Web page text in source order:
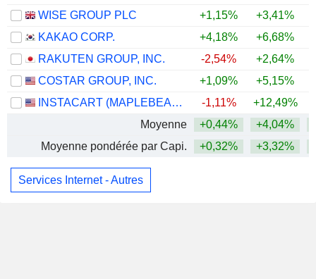
WISE GROUP PLC
+1,15% +3,41%
KAKAO CORP.
+4,18% +6,68%
RAKUTEN GROUP, INC.
-2,54% +2,64%
COSTAR GROUP, INC.
+1,09% +5,15%
INSTACART (MAPLEBEAR)
-1,11% +12,49%
Moyenne
+0,44% +4,04%
Moyenne pondérée par Capi.
+0,32% +3,32%
Services Internet - Autres